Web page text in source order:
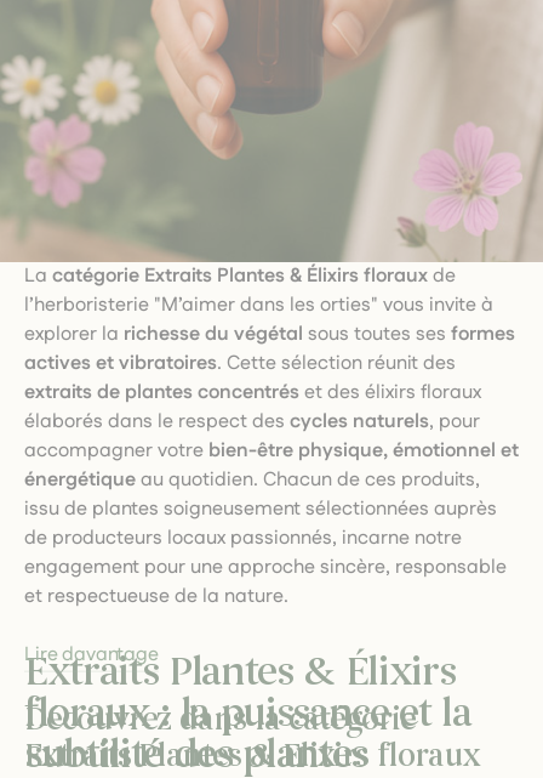
La catégorie Extraits Plantes & Élixirs florauxde
l’herboristerie "M’aimer dans les orties" vous invite à
explorer la richesse du végétal sous toutes ses formes
actives et vibratoires. Cette sélection réunit des
extraits de plantes concentréset des élixirs floraux
élaborés dans le respect des cycles naturels, pour
accompagner votre bien-être physique, émotionnel et
énergétiqueau quotidien. Chacun de ces produits,
issu de plantes soigneusement sélectionnées auprès
de producteurs locaux passionnés, incarne notre
engagement pour une approche sincère, responsable
et respectueuse de la nature.
Extraits Plantes & Élixirs
floraux : la puissance et la
subtilité des plantes
Lire davantage
Découvrez dans la catégorie
Extraits Plantes & Elixirs floraux